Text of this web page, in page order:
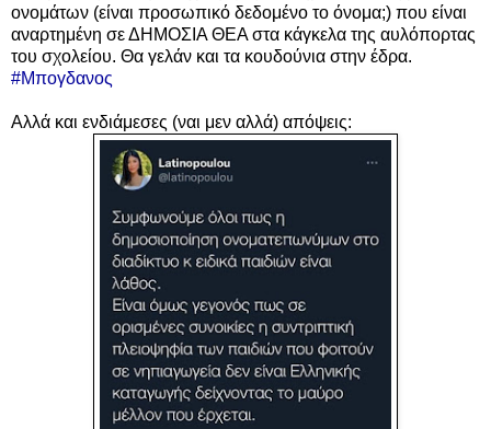
ονομάτων (είναι προσωπικό δεδομένο το όνομα;) που είναι
αναρτημένη σε ΔΗΜΟΣΙΑ ΘΕΑ στα κάγκελα της αυλόπορτας
του σχολείου. Θα γελάν και τα κουδούνια στην έδρα.
#Μπογδανος
Αλλά και ενδιάμεσες (ναι μεν αλλά) απόψεις: